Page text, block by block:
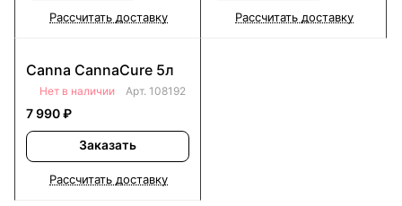
Рассчитать доставку Рассчитать доставку
Canna CannaCure 5л
Нет в наличии Арт. 108192
7 990 ₽
Заказать
Рассчитать доставку